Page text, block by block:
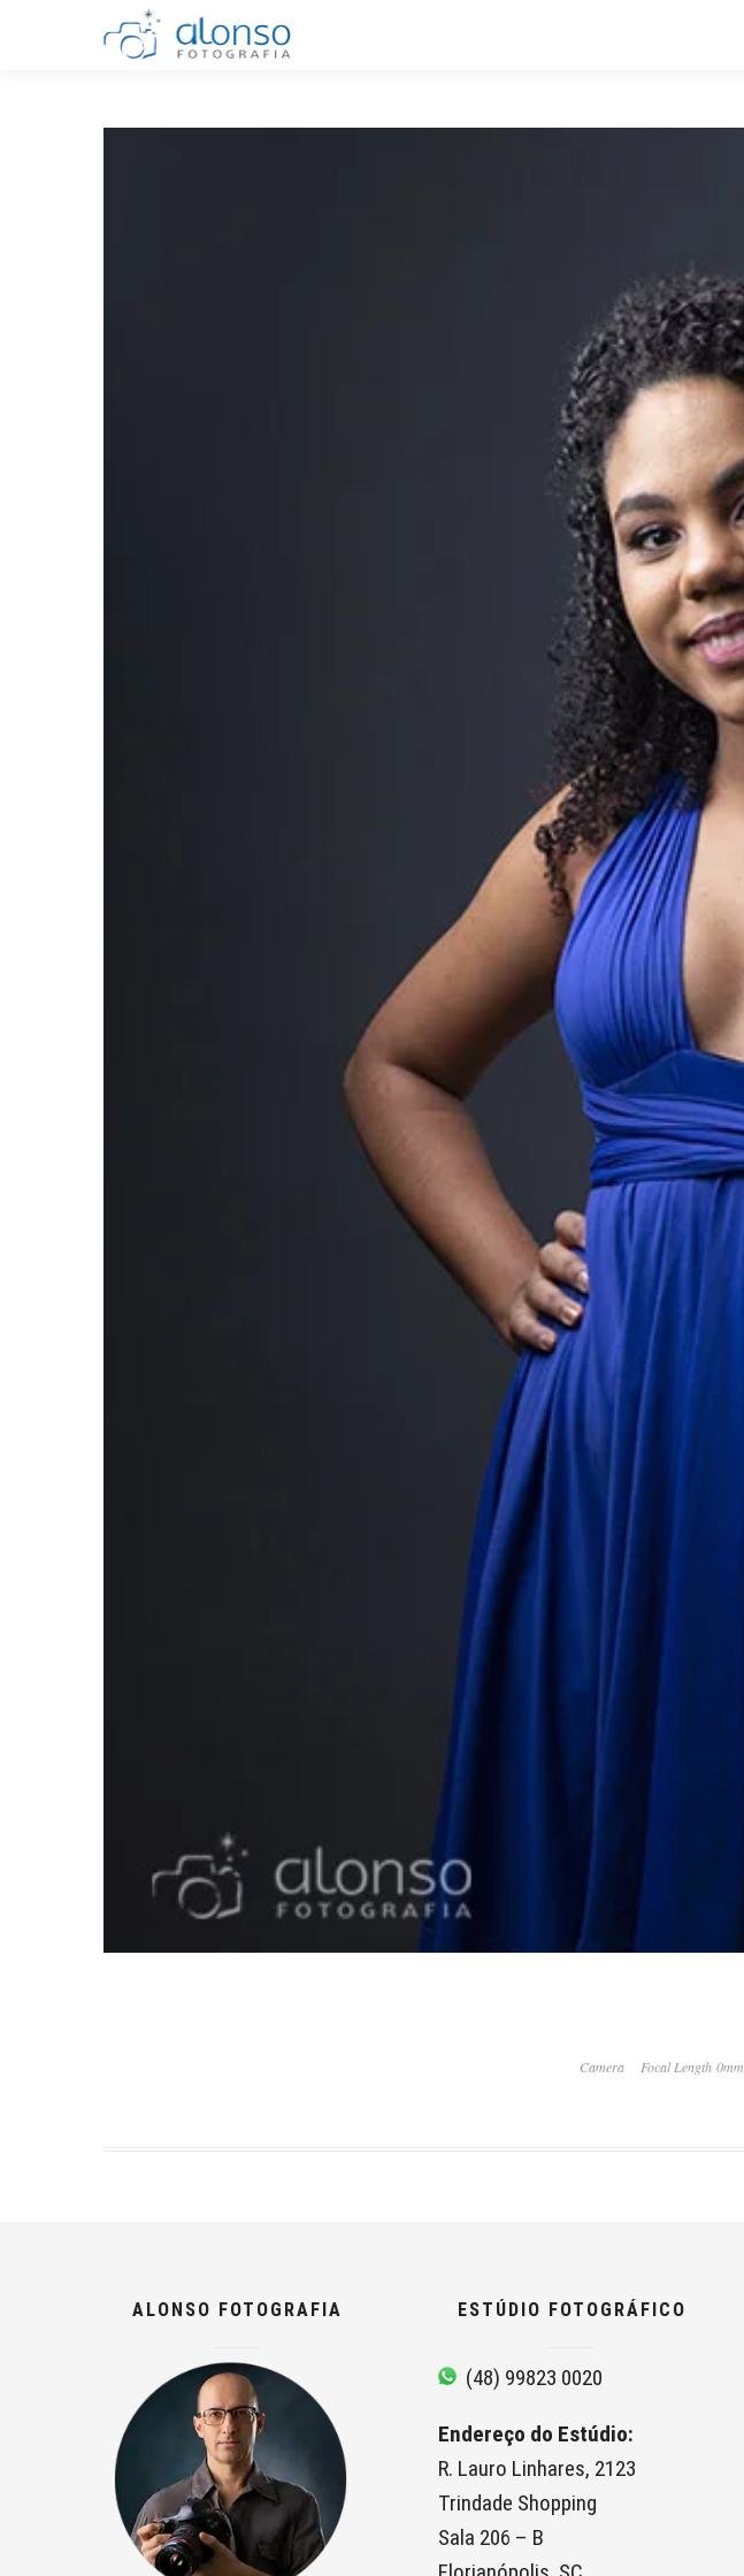
Camera Focal Length 0mm
ALONSO FOTOGRAFIA ESTÚDIO FOTOGRÁFICO
(48) 99823 0020
Endereço do Estúdio:
R. Lauro Linhares, 2123
Trindade Shopping
Sala 206 – B